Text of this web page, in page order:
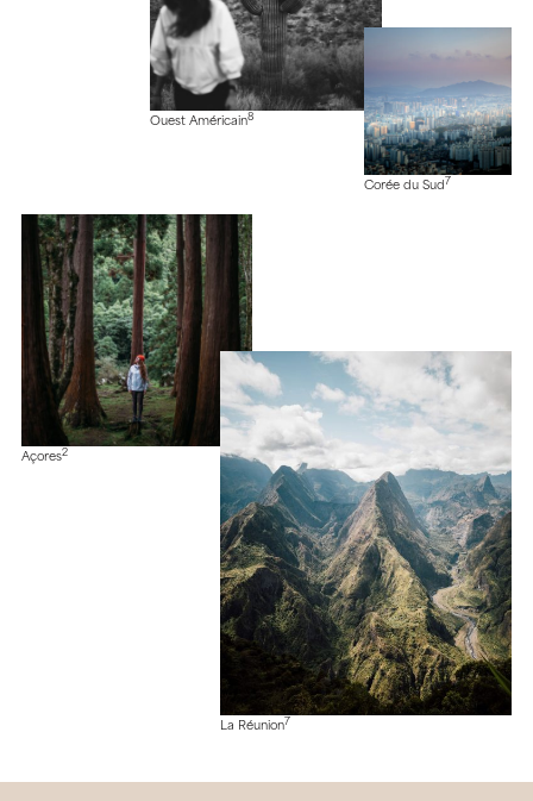
Ouest Américain8
Corée du Sud 7
Açores2
La Réunion7